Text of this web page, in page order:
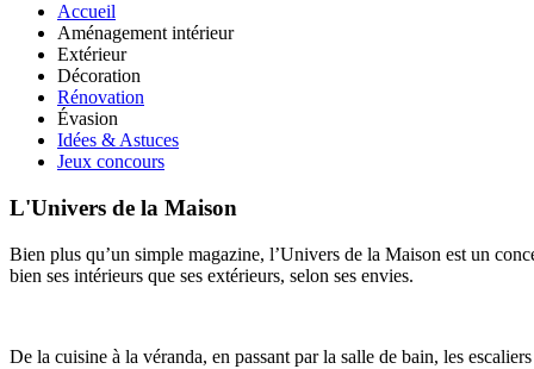
Accueil
Aménagement intérieur
Extérieur
Décoration
Rénovation
Évasion
Idées & Astuces
Jeux concours
L'Univers de la Maison
Bien plus qu’un simple magazine, l’Univers de la Maison est un
bien ses intérieurs que ses extérieurs, selon ses envies.
De la cuisine à la véranda, en passant par la salle de bain, les